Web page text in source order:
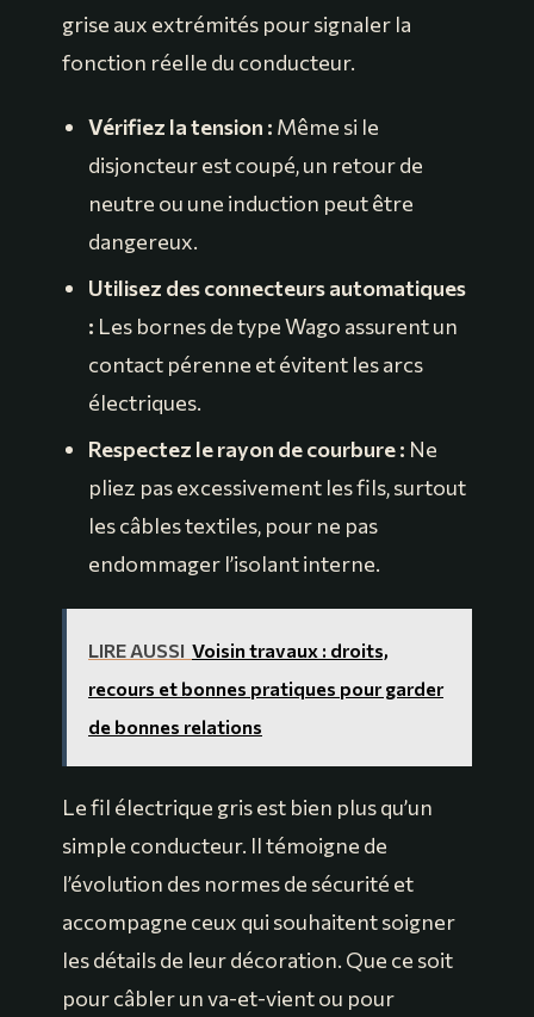
grise aux extrémités pour signaler la
fonction réelle du conducteur.
Vérifiez la tension : Même si le
disjoncteur est coupé, un retour de
neutre ou une induction peut être
dangereux.
Utilisez des connecteurs automatiques
: Les bornes de type Wago assurent un
contact pérenne et évitent les arcs
électriques.
Respectez le rayon de courbure : Ne
pliez pas excessivement les fils, surtout
les câbles textiles, pour ne pas
endommager l’isolant interne.
LIRE AUSSI Voisin travaux : droits,
recours et bonnes pratiques pour garder
de bonnes relations
Le fil électrique gris est bien plus qu’un
simple conducteur. Il témoigne de
l’évolution des normes de sécurité et
accompagne ceux qui souhaitent soigner
les détails de leur décoration. Que ce soit
pour câbler un va-et-vient ou pour